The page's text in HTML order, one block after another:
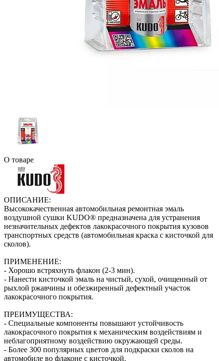
О товаре
ОПИСАНИЕ:
Высококачественная автомобильная ремонтная эмаль
воздушной сушки KUDO® предназначена для устранения
незначительных дефектов лакокрасочного покрытия кузовов
транспортных средств (автомобильная краска с кисточкой для
сколов).
ПРИМЕНЕНИЕ:
- Хорошо встряхнуть флакон (2‑3 мин).
- Нанести кисточкой эмаль на чистый, сухой, очищенный от
рыхлой ржавчины и обезжиренный дефектный участок
лакокрасочного покрытия.
ПРЕИМУЩЕСТВА:
- Специальные компоненты повышают устойчивость
лакокрасочного покрытия к механическим воздействиям и
неблагоприятному воздействию окружающей среды.
- Более 300 популярных цветов для подкраски сколов на
автомобиле во флаконе с кисточкой.